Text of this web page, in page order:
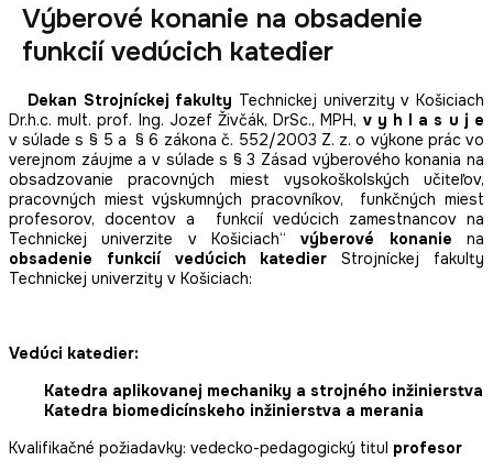
Výberové konanie na obsadenie
funkcií vedúcich katedier
Dekan Strojníckej fakulty Technickej univerzity v Košiciach
Dr.h.c. mult. prof. Ing. Jozef Živčák, DrSc., MPH, v y h l a s u j e
v súlade s § 5 a § 6 zákona č. 552/2003 Z. z. o výkone prác vo
verejnom záujme a v súlade s § 3 Zásad výberového konania na
obsadzovanie pracovných miest vysokoškolských učiteľov,
pracovných miest výskumných pracovníkov, funkčných miest
profesorov, docentov a funkcií vedúcich zamestnancov na
Technickej univerzite v Košiciach“výberové konanie na
obsadenie funkcií vedúcich katedierStrojníckej fakulty
Technickej univerzity v Košiciach:
Vedúci katedier:
Katedra aplikovanej mechaniky a strojného inžinierstva
Katedra biomedicínskeho inžinierstva a merania
Kvalifikačné požiadavky: vedecko-pedagogický titul profesor